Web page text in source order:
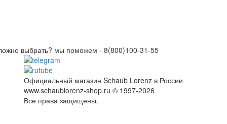
выбрать? мы поможем - 8(800)100-31-55
Официальный магазин Schaub Lorenz в России
www.schaublorenz-shop.ru © 1997-2026
Все права защищены.